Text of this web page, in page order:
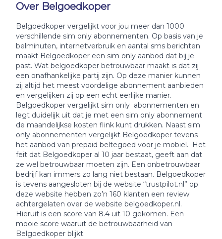
Over Belgoedkoper
Belgoedkoper vergelijkt voor jou meer dan 1000
verschillende sim only abonnementen. Op basis van je
belminuten, internetverbruik en aantal sms berichten
maakt Belgoedkoper een sim only aanbod dat bij je
past. Wat belgoedkoper betrouwbaar maakt is dat zij
een onafhankelijke partij zijn. Op deze manier kunnen
zij altijd het meest voordelige abonnement aanbieden
en vergelijken zij op een echt eerlijke manier.
Belgoedkoper vergelijkt sim only abonnementen en
legt duidelijk uit dat je met een sim only abonnement
de maandelijkse kosten flink kunt drukken. Naast sim
only abonnementen vergelijkt Belgoedkoper tevens
het aanbod van prepaid beltegoed voor je mobiel. Het
feit dat Belgoedkoper al 10 jaar bestaat, geeft aan dat
ze wel betrouwbaar moeten zijn. Een onbetrouwbaar
bedrijf kan immers zo lang niet bestaan. Belgoedkoper
is tevens aangesloten bij de website “trustpilot.nl” op
deze website hebben zo’n 160 klanten een review
achtergelaten over de website belgoedkoper.nl.
Hieruit is een score van 8.4 uit 10 gekomen. Een
mooie score waaruit de betrouwbaarheid van
Belgoedkoper blijkt.